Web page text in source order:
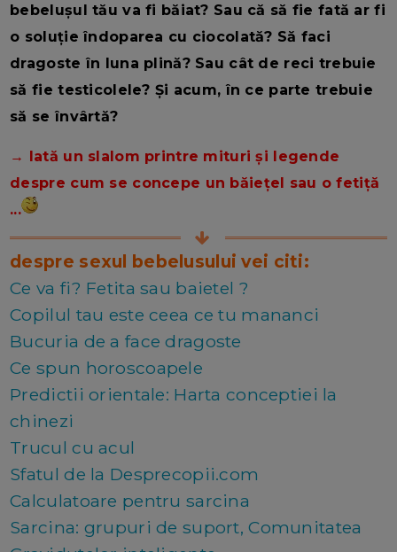
bebelușul tău va fi băiat? Sau că să fie fată ar fi
o soluție îndoparea cu ciocolată? Să faci
dragoste în luna plină? Sau cât de reci trebuie
să fie testicolele? Și acum, în ce parte trebuie
să se învârtă?
→ Iată un slalom printre mituri și legende
despre cum se concepe un băiețel sau o fetiță
...
despre sexul bebelusului vei citi:
Ce va fi? Fetita sau baietel ?
Copilul tau este ceea ce tu mananci
Bucuria de a face dragoste
Ce spun horoscoapele
Predictii orientale: Harta conceptiei la
chinezi
Trucul cu acul
Sfatul de la Desprecopii.com
Calculatoare pentru sarcina
Sarcina: grupuri de suport, Comunitatea